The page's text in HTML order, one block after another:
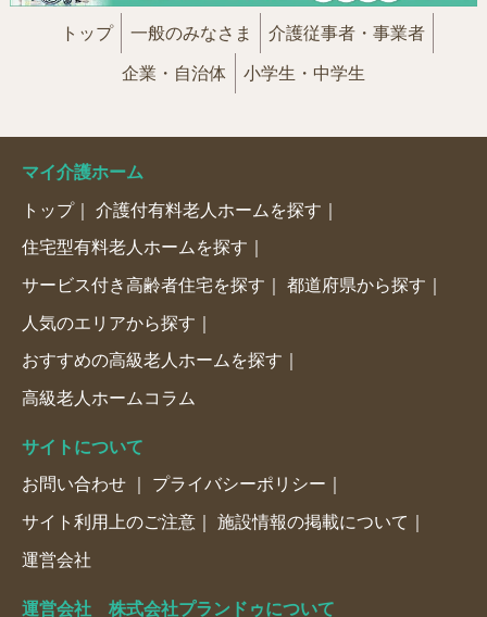
トップ 一般のみなさま 介護従事者・事業者
企業・自治体 小学生・中学生
マイ介護ホーム
トップ 介護付有料老人ホームを探す
住宅型有料老人ホームを探す
サービス付き高齢者住宅を探す 都道府県から探す
人気のエリアから探す
おすすめの高級老人ホームを探す
高級老人ホームコラム
サイトについて
お問い合わせ プライバシーポリシー
サイト利用上のご注意 施設情報の掲載について
運営会社
運営会社 株式会社プランドゥについて